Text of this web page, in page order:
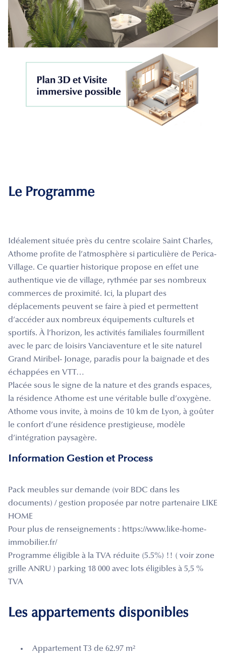
Le Programme
Idéalement située près du centre scolaire Saint Charles,
Athome profite de l’atmosphère si particulière de Perica-
Village. Ce quartier historique propose en effet une
authentique vie de village, rythmée par ses nombreux
commerces de proximité. Ici, la plupart des
déplacements peuvent se faire à pied et permettent
d’accéder aux nombreux équipements culturels et
sportifs. À l’horizon, les activités familiales fourmillent
avec le parc de loisirs Vanciaventure et le site naturel
Grand Miribel- Jonage, paradis pour la baignade et des
échappées en VTT…
Placée sous le signe de la nature et des grands espaces,
la résidence Athome est une véritable bulle d’oxygène.
Athome vous invite, à moins de 10 km de Lyon, à goûter
le confort d’une résidence prestigieuse, modèle
d’intégration paysagère.
Information Gestion et Process
Pack meubles sur demande (voir BDC dans les
documents) / gestion proposée par notre partenaire LIKE
HOME
Pour plus de renseignements : https://www.like-home-
immobilier.fr/
Programme éligible à la TVA réduite (5.5%) !! ( voir zone
grille ANRU ) parking 18 000 avec lots éligibles à 5,5 %
TVA
Les appartements disponibles
Appartement T3 de 62.97 m²